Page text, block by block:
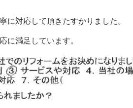
に対応して頂きたすかりました。
に満足しています。